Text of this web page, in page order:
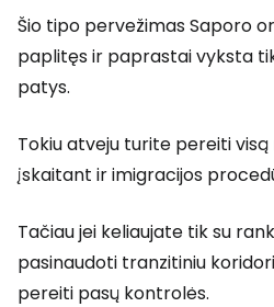
Šio tipo pervežimas Saporo
paplitęs ir paprastai vyksta
patys.
Tokiu atveju turite pereiti
įskaitant ir imigracijos
Tačiau jei keliaujate tik su
pasinaudoti tranzitiniu
pereiti pasų kontrolės.